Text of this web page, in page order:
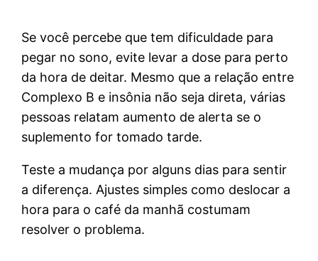
Se você percebe que tem dificuldade para
pegar no sono, evite levar a dose para perto
da hora de deitar. Mesmo que a relação entre
Complexo B e insônia não seja direta, várias
pessoas relatam aumento de alerta se o
suplemento for tomado tarde.
Teste a mudança por alguns dias para sentir
a diferença. Ajustes simples como deslocar a
hora para o café da manhã costumam
resolver o problema.